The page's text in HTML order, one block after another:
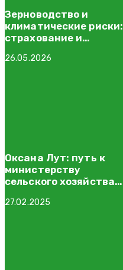
Зерноводство и
климатические риски:
страхование и
26.05.2026
Оксана Лут: путь к
министерству
сельского хозяйства
27.02.2025